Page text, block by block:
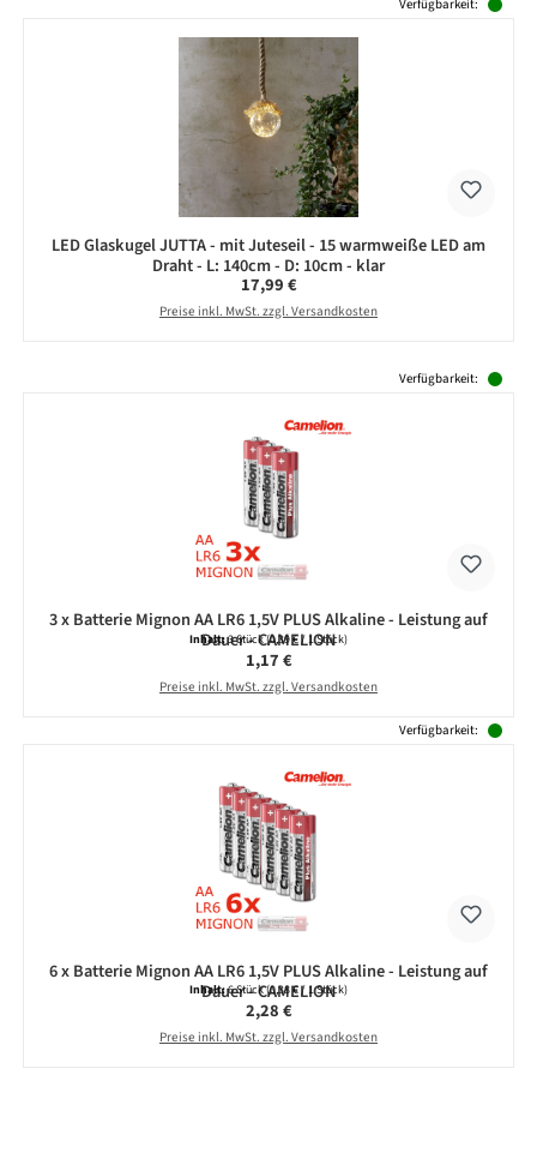
Verfügbarkeit:
LED Glaskugel JUTTA - mit Juteseil - 15 warmweiße LED am
Draht - L: 140cm - D: 10cm - klar
Regulärer Preis:
17,99 €
Preise inkl. MwSt. zzgl. Versandkosten
Verfügbarkeit:
3 x Batterie Mignon AA LR6 1,5V PLUS Alkaline - Leistung auf
Dauer - CAMELION
Inhalt:3 Stück(0,39 € / 1 Stück)
Regulärer Preis:
1,17 €
Preise inkl. MwSt. zzgl. Versandkosten
Verfügbarkeit:
6 x Batterie Mignon AA LR6 1,5V PLUS Alkaline - Leistung auf
Dauer - CAMELION
Inhalt:6 Stück(0,38 € / 1 Stück)
Regulärer Preis:
2,28 €
Preise inkl. MwSt. zzgl. Versandkosten